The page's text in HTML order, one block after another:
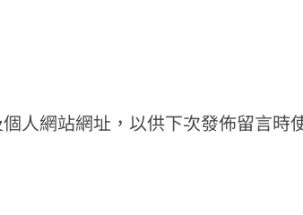
人網站網址，以供下次發佈留言時